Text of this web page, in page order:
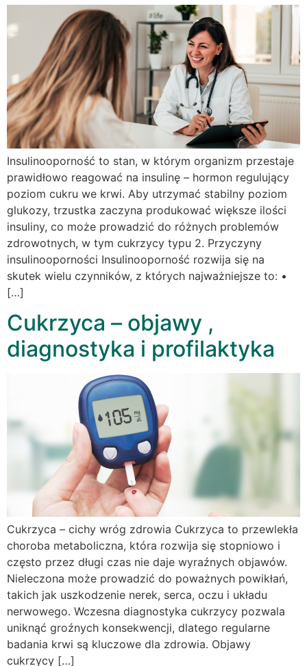
Insulinooporność to stan, w którym organizm przestaje
prawidłowo reagować na insulinę – hormon regulujący
poziom cukru we krwi. Aby utrzymać stabilny poziom
glukozy, trzustka zaczyna produkować większe ilości
insuliny, co może prowadzić do różnych problemów
zdrowotnych, w tym cukrzycy typu 2. Przyczyny
insulinooporności Insulinooporność rozwija się na
skutek wielu czynników, z których najważniejsze to: •
[…]
Cukrzyca – objawy ,
diagnostyka i profilaktyka
Cukrzyca – cichy wróg zdrowia Cukrzyca to przewlekła
choroba metaboliczna, która rozwija się stopniowo i
często przez długi czas nie daje wyraźnych objawów.
Nieleczona może prowadzić do poważnych powikłań,
takich jak uszkodzenie nerek, serca, oczu i układu
nerwowego. Wczesna diagnostyka cukrzycy pozwala
uniknąć groźnych konsekwencji, dlatego regularne
badania krwi są kluczowe dla zdrowia. Objawy
cukrzycy […]